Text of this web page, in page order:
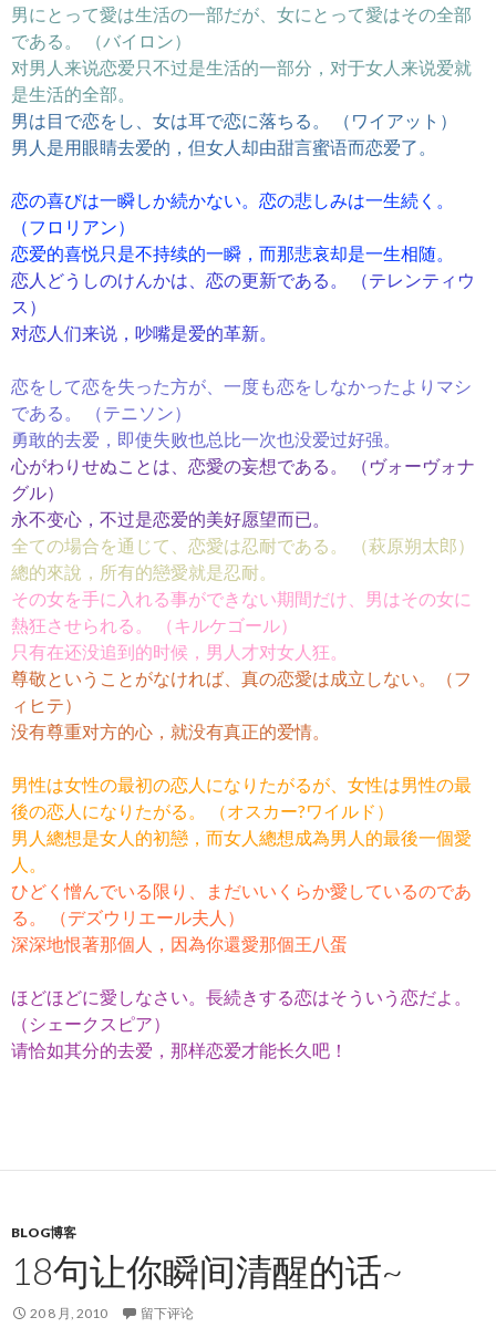
男にとって愛は生活の一部だが、女にとって愛はその全部
である。 （バイロン）
对男人来说恋爱只不过是生活的一部分，对于女人来说爱就
是生活的全部。
男は目で恋をし、女は耳で恋に落ちる。 （ワイアット）
男人是用眼睛去爱的，但女人却由甜言蜜语而恋爱了。
恋の喜びは一瞬しか続かない。恋の悲しみは一生続く。
（フロリアン）
恋爱的喜悦只是不持续的一瞬，而那悲哀却是一生相随。
恋人どうしのけんかは、恋の更新である。 （テレンティウ
ス）
对恋人们来说，吵嘴是爱的革新。
恋をして恋を失った方が、一度も恋をしなかったよりマシ
である。 （テニソン）
勇敢的去爱，即使失败也总比一次也没爱过好强。
心がわりせぬことは、恋愛の妄想である。 （ヴォーヴォナ
グル）
永不变心，不过是恋爱的美好愿望而已。
全ての場合を通じて、恋愛は忍耐である。 （萩原朔太郎）
總的來說，所有的戀愛就是忍耐。
その女を手に入れる事ができない期間だけ、男はその女に
熱狂させられる。 （キルケゴール）
只有在还没追到的时候，男人才对女人狂。
尊敬ということがなければ、真の恋愛は成立しない。（フ
ィヒテ）
没有尊重对方的心，就没有真正的爱情。
男性は女性の最初の恋人になりたがるが、女性は男性の最
後の恋人になりたがる。 （オスカー?ワイルド）
男人總想是女人的初戀，而女人總想成為男人的最後一個愛
人。
ひどく憎んでいる限り、まだいいくらか愛しているのであ
る。 （デズウリエール夫人）
深深地恨著那個人，因為你還愛那個王八蛋
ほどほどに愛しなさい。長続きする恋はそういう恋だよ。
（シェークスピア）
请恰如其分的去爱，那样恋爱才能长久吧！
BLOG博客
18句让你瞬间清醒的话~
20 8 月, 2010 留下评论